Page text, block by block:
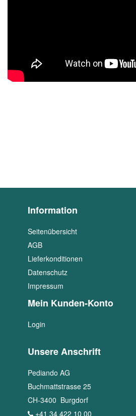
Information
Seitenübersicht
AGB
Lieferkonditionen
Datenschutz
Impressum
Mein Kunden-Konto
Login
Unsere Anschrift
Pediando AG
Buchmattstrasse 25
CH-3400 Burgdorf
+41 34 422 10 00